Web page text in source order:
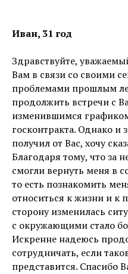
Иван, 31 год
Здравствуйте,
Вам в связи со своими
проблемами прошлым
продолжить встречи с
изменившимся
госконтракта. Однако и
получил от Вас, хочу
Благодаря тому, что за
смогли вернуть меня в
то есть познакомить
относиться к жизни и к
сторону изменилась
с окружающими стало
Искренне надеюсь
сотрудничать, если
представится. Спасибо